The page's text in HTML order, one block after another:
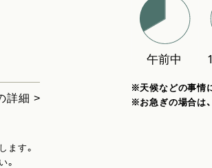
詳細 >
ます。
。
※天候などの事情
※お急ぎの場合は